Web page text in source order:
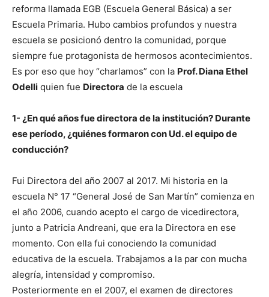
reforma llamada EGB (Escuela General Básica) a ser
Escuela Primaria. Hubo cambios profundos y nuestra
escuela se posicionó dentro la comunidad, porque
siempre fue protagonista de hermosos acontecimientos.
Es por eso que hoy “charlamos” con la Prof. Diana Ethel
Odelli quien fue Directora de la escuela
1- ¿En qué años fue directora de la institución? Durante
ese período, ¿quiénes formaron con Ud. el equipo de
conducción?
Fui Directora del año 2007 al 2017. Mi historia en la
escuela N° 17 “General José de San Martín” comienza en
el año 2006, cuando acepto el cargo de vicedirectora,
junto a Patricia Andreani, que era la Directora en ese
momento. Con ella fui conociendo la comunidad
educativa de la escuela. Trabajamos a la par con mucha
alegría, intensidad y compromiso.
Posteriormente en el 2007, el examen de directores